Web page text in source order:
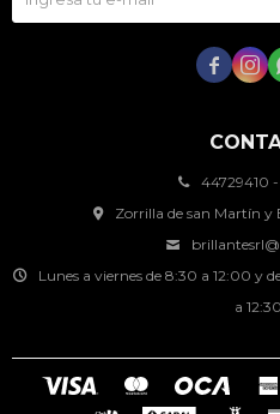
44729410
Zorrilla de san Martín y
Lunes a viernes de 8:30 a 12:00 y
a
 